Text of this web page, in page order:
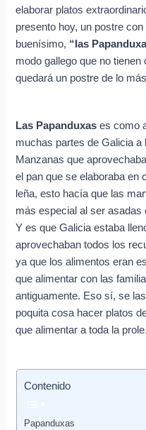
elaborar platos
presento hoy, un postre
buenísimo, “las
modo gallego que no
quedará un postre de lo
Las Papanduxas es como
muchas partes de Galicia
Manzanas que
el pan que se elaboraba en
leña, esto hacía que las
más especial al ser asadas
Y es que Galicia estaba
aprovechaban todos los
ya que los alimentos eran
que alimentar con las
antiguamente. Eso sí, se
poquita cosa hacer platos
que alimentar a toda la prole.
Contenido
Papanduxas
o
r
e
c
t
r
n
i
c
o